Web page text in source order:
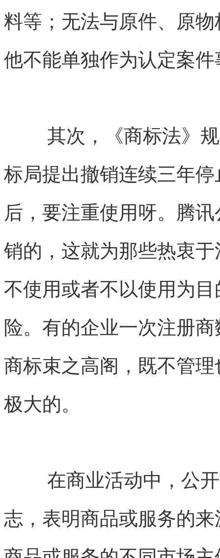
料等；无法与原件、原
他不能单独作为认定案
其次，《商标法》
标局提出撤销连续三年
后，要注重使用呀。 腾
销的，这就为那些热衷
不使用或者不以使用为
险。有的企业一次注册
商标束之高阁，既不管
极大的。
在商业活动中，公
志，表明商品或服务的